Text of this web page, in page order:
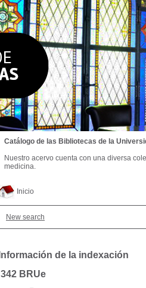
Inicio
New search
Información de la indexación
342 BRUe
Catálogo de las Bibliotecas de la
Nuestro acervo cuenta con una diversa
medicina.